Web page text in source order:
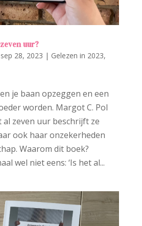
uur?
sep 28, 2023 | Gelezen in 2023,
je baan opzeggen en een
worden. Margot C. Pol
al zeven uur beschrijft ze
ook haar onzekerheden
Waarom dit boek?
wel niet eens: ‘Is het al...